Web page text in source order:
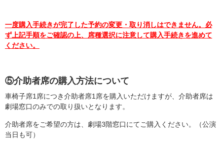
一度購入手続きが完了した予約の変更・取り消しはできません。必
ず上記手順をご確認の上、席種選択に注意して購入手続きを進めて
ください。
⑤介助者席の購入方法について
車椅子席1席につき介助者席1席を購入いただけますが、介助者席は
劇場窓口のみでの取り扱いとなります。
介助者席をご希望の方は、劇場3階窓口にてご購入ください。（公演
当日も可）